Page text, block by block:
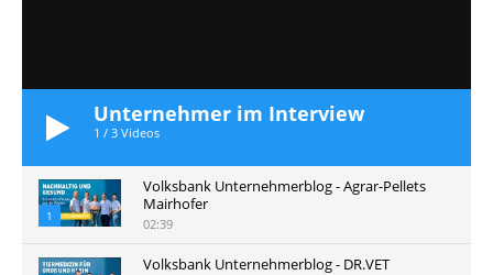
Unternehmer im Interview
1 / 3 Videos
1
Volksbank Unternehmerblog - Agrar-Pellets
Mairhofer
02:39
Volksbank Unternehmerblog - DR.VET